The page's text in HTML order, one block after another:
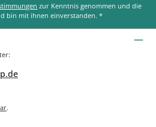
bin mit ihnen einverstanden.*
.